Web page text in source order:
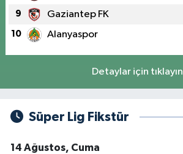
9 Gaziantep FK
10 Alanyaspor
Detaylar için tıklayın
Süper Lig Fikstür
14 Ağustos, Cuma